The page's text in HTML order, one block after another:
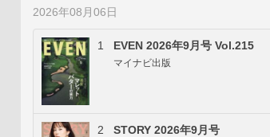
2026年08月06日
1 EVEN 2026年9月号 Vol.215
マイナビ出版
2 STORY 2026年9月号